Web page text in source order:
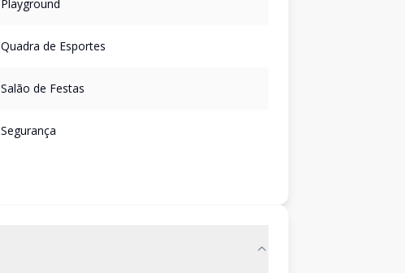
Playground
Quadra de Esportes
Salão de Festas
Segurança